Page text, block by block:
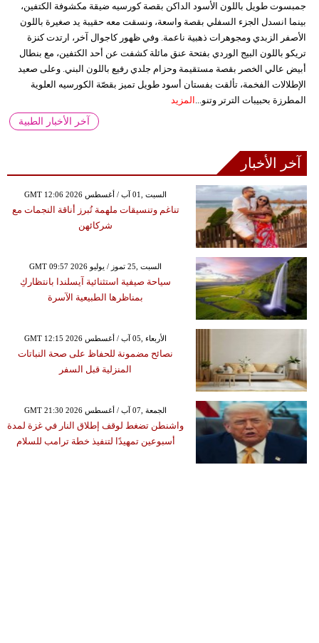
جمبسوت طويل باللون الأسود الداكن بقصة كورسيه ضيقة مكشوفة الكتفين،
بينما انسدل الجزء السفلي بقصة واسعة، ونسقت معه حقيبة يد صغيرة باللون
الأصفر الزبدي ومجوهرات ذهبية ناعمة. وفي ظهور كاجوال آخر، ارتدت كنزة
تريكو باللون البيج الوردي بفتحة عنق مائلة كشفت عن أحد الكتفين، مع بنطال
أبيض عالي الخصر بقصة مستقيمة وحزام جلدي رفيع باللون البني. وعلى صعيد
الإطلالات الفخمة، تألقت بفستان أسود طويل تميز بقصّة الكورسيه العلوية
المطرزة بحبيبات الترتر وتنو... المزيد
آخر الأخبار الطبية
آخر الأخبار
GMT 12:06 2026 السبت ,01 آب / أغسطس
تناغم وتنسيقات ملهمة تُبرز أناقة النجمات مع
شركائهن
GMT 09:57 2026 السبت ,25 تموز / يوليو
سياحة صيفية استثنائية آيسلندا بانتظاركِ
بمناظرها الطبيعية الآسرة
GMT 12:15 2026 الأربعاء ,05 آب / أغسطس
نصائح مضمونة للحفاظ على صحة النباتات
المنزلية قبل السفر
GMT 21:30 2026 الجمعة ,07 آب / أغسطس
واشنطن تضغط لوقف إطلاق النار في غزة لمدة
أسبوعين تمهيدًا لتنفيذ خطة ترامب للسلام